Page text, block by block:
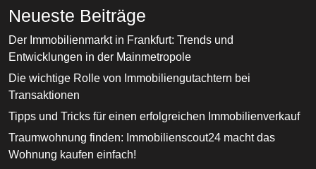
Neueste Beiträge
Der Immobilienmarkt in Frankfurt: Trends und
Entwicklungen in der Mainmetropole
Die wichtige Rolle von Immobiliengutachtern bei
Transaktionen
Tipps und Tricks für einen erfolgreichen Immobilienverkauf
Traumwohnung finden: Immobilienscout24 macht das
Wohnung kaufen einfach!